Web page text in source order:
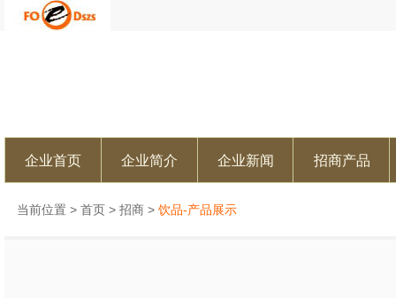
企业首页 企业简介 企业新闻 招商产品
当前位置 > 首页 > 招商 > 饮品-产品展示